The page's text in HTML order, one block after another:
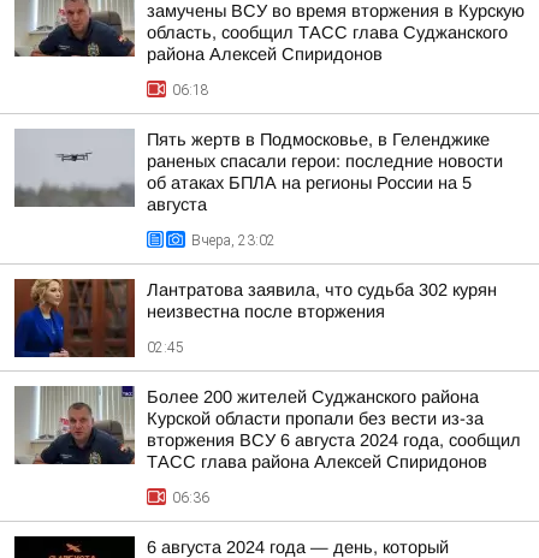
замучены ВСУ во время вторжения в Курскую
область, сообщил ТАСС глава Суджанского
района Алексей Спиридонов
06:18
Пять жертв в Подмосковье, в Геленджике
раненых спасали герои: последние новости
об атаках БПЛА на регионы России на 5
августа
Вчера, 23:02
Лантратова заявила, что судьба 302 курян
неизвестна после вторжения
02:45
Более 200 жителей Суджанского района
Курской области пропали без вести из-за
вторжения ВСУ 6 августа 2024 года, сообщил
ТАСС глава района Алексей Спиридонов
06:36
6 августа 2024 года — день, который